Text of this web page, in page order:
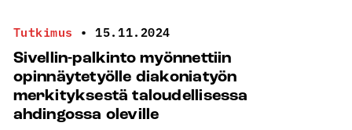
esittää
ratkaisuja
uudessa
julkaisussa
Tutkimus • 15.11.2024
Sivellin-palkinto myönnettiin
opinnäytetyölle diakoniatyön
merkityksestä taloudellisessa
ahdingossa oleville